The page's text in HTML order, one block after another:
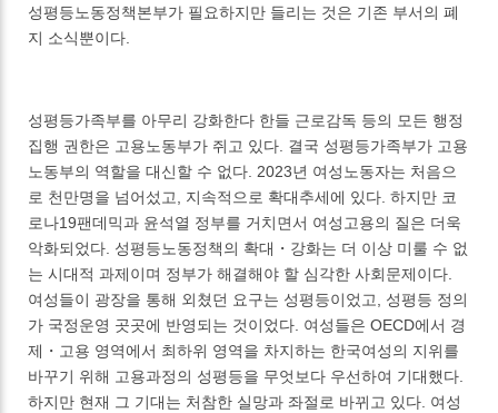
성평등노동정책본부가 필요하지만 들리는 것은 기존 부서의 폐
지 소식뿐이다.
성평등가족부를 아무리 강화한다 한들 근로감독 등의 모든 행정
집행 권한은 고용노동부가 쥐고 있다. 결국 성평등가족부가 고용
노동부의 역할을 대신할 수 없다. 2023년 여성노동자는 처음으
로 천만명을 넘어섰고, 지속적으로 확대추세에 있다. 하지만 코
로나19팬데믹과 윤석열 정부를 거치면서 여성고용의 질은 더욱
악화되었다. 성평등노동정책의 확대・강화는 더 이상 미룰 수 없
는 시대적 과제이며 정부가 해결해야 할 심각한 사회문제이다.
여성들이 광장을 통해 외쳤던 요구는 성평등이었고, 성평등 정의
가 국정운영 곳곳에 반영되는 것이었다. 여성들은 OECD에서 경
제・고용 영역에서 최하위 영역을 차지하는 한국여성의 지위를
바꾸기 위해 고용과정의 성평등을 무엇보다 우선하여 기대했다.
하지만 현재 그 기대는 처참한 실망과 좌절로 바뀌고 있다. 여성